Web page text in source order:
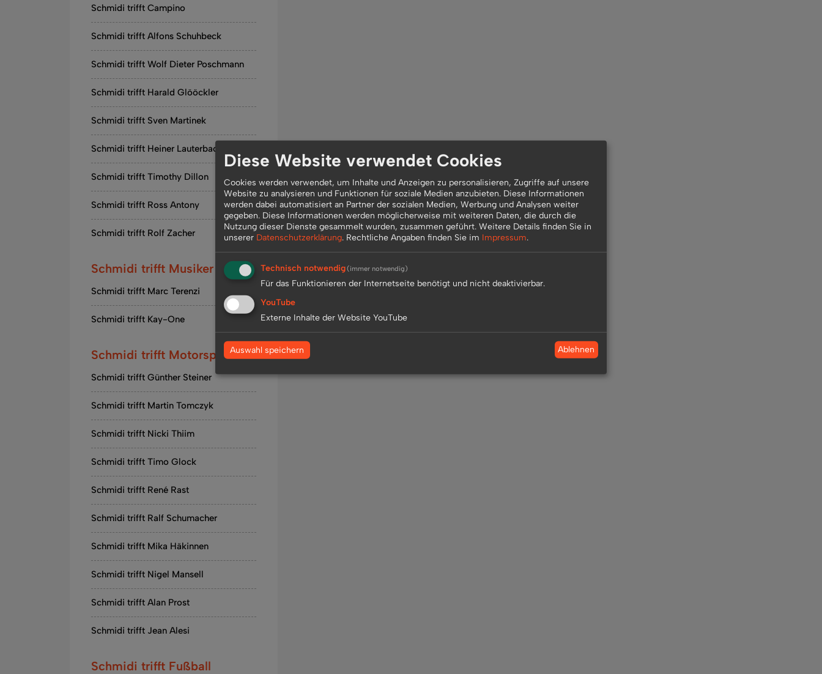
Schmidi trifft Campino
Schmidi trifft Alfons Schuhbeck
Schmidi trifft Wolf Dieter Poschmann
Schmidi trifft Harald Glööckler
Schmidi trifft Sven Martinek
Schmidi trifft Heiner Lauterbach
Schmidi trifft Timothy Dillon
Schmidi trifft Ross Antony
Schmidi trifft Rolf Zacher
Schmidi trifft Musiker
Schmidi trifft Marc Terenzi
Schmidi trifft Kay-One
Schmidi trifft Motorsport
Schmidi trifft Günther Steiner
Schmidi trifft Martin Tomczyk
Schmidi trifft Nicki Thiim
Schmidi trifft Timo Glock
Schmidi trifft René Rast
Schmidi trifft Ralf Schumacher
Schmidi trifft Mika Häkinnen
Schmidi trifft Nigel Mansell
Schmidi trifft Alan Prost
Schmidi trifft Jean Alesi
Schmidi trifft Fußball
Diese Website verwendet Cookies
Cookies werden verwendet, um Inhalte und Anzeigen zu personalisieren, Zugriffe auf unsere
Website zu analysieren und Funktionen für soziale Medien anzubieten. Diese Informationen
werden dabei automatisiert an Partner der sozialen Medien, Werbung und Analysen weiter
gegeben. Diese Informationen werden möglicherweise mit weiteren Daten, die durch die
Nutzung dieser Dienste gesammelt wurden, zusammen geführt. Weitere Details finden Sie in
unserer Datenschutzerklärung. Rechtliche Angaben finden Sie im Impressum.
Technisch notwendig(immer notwendig)
Für das Funktionieren der Internetseite benötigt und nicht deaktivierbar.
YouTube
Externe Inhalte der Website YouTube
Auswahl speichern Ablehnen